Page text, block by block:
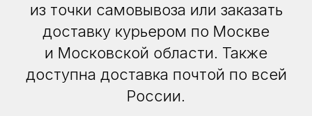
из точки самовывоза или заказать
доставку курьером по Москве
и Московской области. Также
доступна доставка почтой по всей
России.